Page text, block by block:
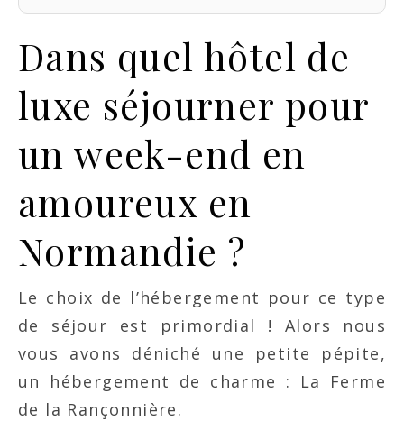
Dans quel hôtel de
luxe séjourner pour
un week-end en
amoureux en
Normandie ?
Le choix de l’hébergement pour ce type
de séjour est primordial ! Alors nous
vous avons déniché une petite pépite,
un hébergement de charme : La Ferme
de la Rançonnière.